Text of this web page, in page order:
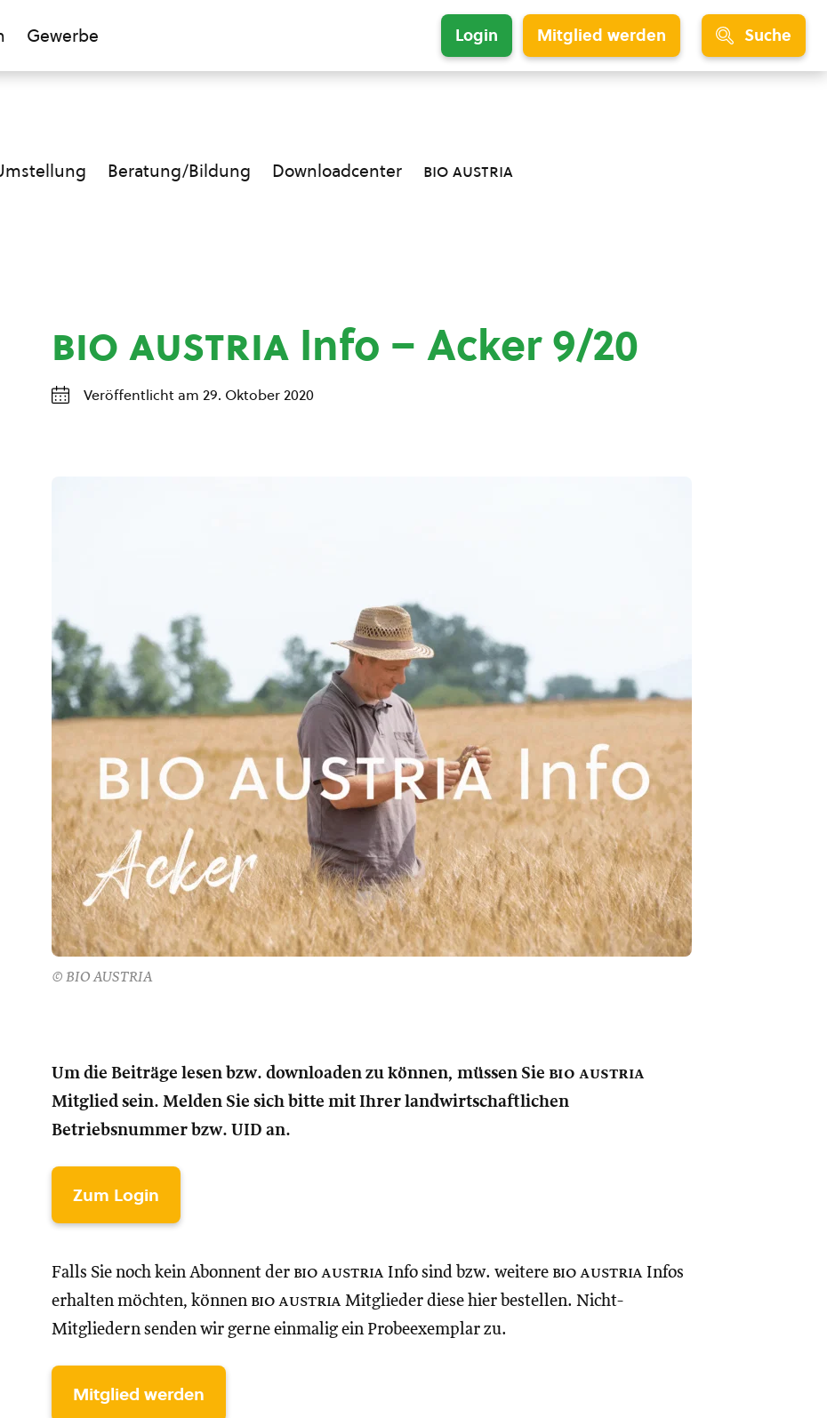
Gewerbe Login Mitglied werden Suche
Beratung/Bildung Downloadcenter bio austria
bio austria Info – Acker 9/20
Veröffentlicht am 29. Oktober 2020
© BIO AUSTRIA
Um die Beiträge lesen bzw. downloaden zu können, müssen Sie bio austria
Mitglied sein. Melden Sie sich bitte mit Ihrer landwirtschaftlichen
Betriebsnummer bzw. UID an.
Zum Login
Falls Sie noch kein Abonnent der bio austria Info sind bzw. weitere bio austria Infos
erhalten möchten, können bio austria Mitglieder diese hier bestellen. Nicht-
Mitgliedern senden wir gerne einmalig ein Probeexemplar zu.
Mitglied werden